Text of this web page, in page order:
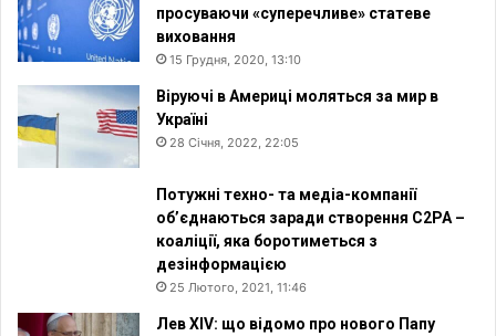
просуваючи «суперечливе» статеве
виховання
15 Грудня, 2020, 13:10
Віруючі в Америці моляться за мир в
Україні
28 Січня, 2022, 22:05
Потужні техно- та медіа-компанії
об’єднаються заради створення C2PA –
коаліції, яка боротиметься з
дезінформацією
25 Лютого, 2021, 11:46
Лев XIV: що відомо про нового Папу